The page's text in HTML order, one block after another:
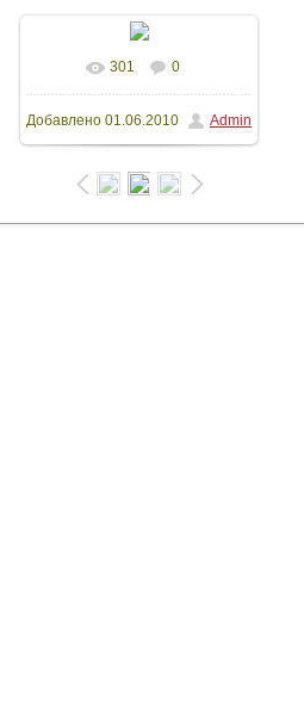
В реальном размере
640x480/ 82.5Kb
301 0
Добавлено 01.06.2010 Admin